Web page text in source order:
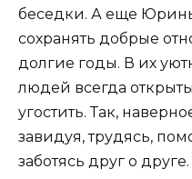
беседки. А еще
сохранять добрые
долгие годы. В их
людей всегда
угостить. Так,
завидуя, трудясь,
заботясь друг о друге.